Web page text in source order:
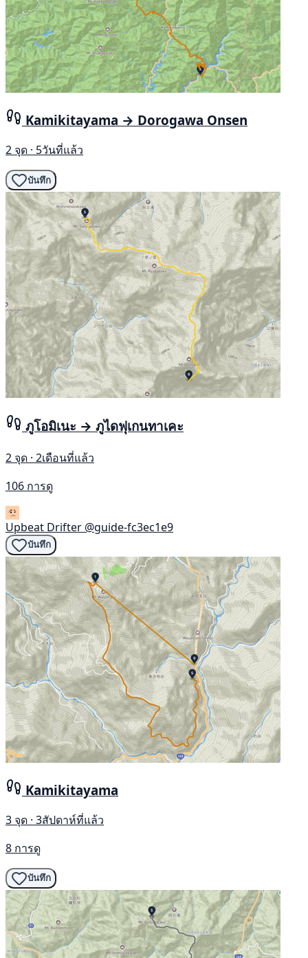
Kamikitayama → Dorogawa Onsen
2 จุด · 5วันที่แล้ว
บันทึก
ภูโอมิเนะ → ภูไดฟุเกนทาเคะ
2 จุด · 2เดือนที่แล้ว
106 การดู
Upbeat Drifter @guide-fc3ec1e9
บันทึก
Kamikitayama
3 จุด · 3สัปดาห์ที่แล้ว
8 การดู
บันทึก